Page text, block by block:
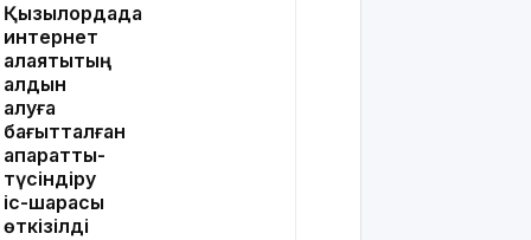
Қызылордада
интернет
алаяқтықтың
алдын
алуға
бағытталған
ақпараттық-
түсіндіру
іс-шарасы
өткізілді